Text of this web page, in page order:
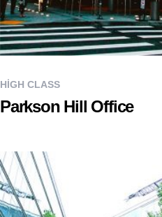
HIGH CLASS
Parkson Hill Office